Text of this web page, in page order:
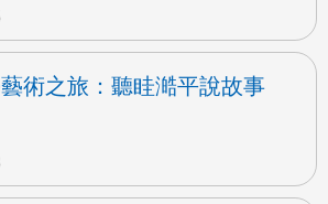
術之旅：聽眭澔平說故事